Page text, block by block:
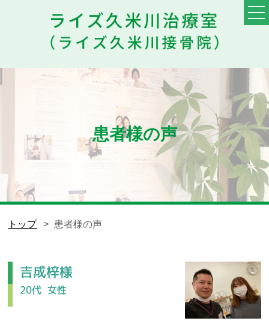
料金・メニュー
他院との違い
患者様の声
アクセス
患者様の声
トップ 患者様の声
吉成梓様
20代 女性